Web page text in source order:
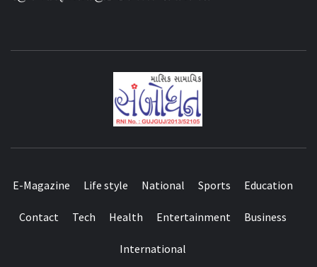
E-Magazine Life style National Sports Education
Contact Tech Health Entertainment Business
International